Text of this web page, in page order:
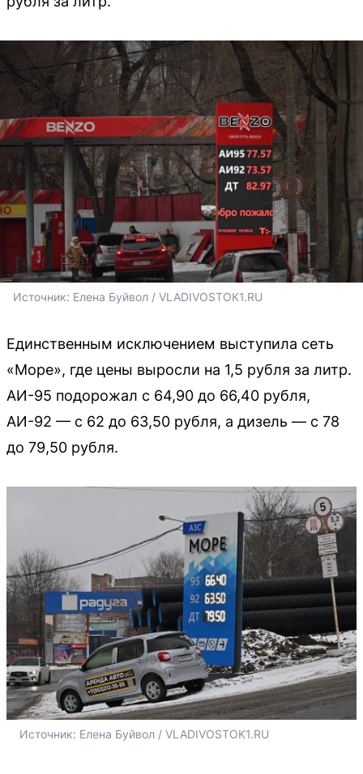
Источник: Елена Буйвол / VLADIVOSTOK1.RU
Единственным исключением выступила сеть
«Море», где цены выросли на 1,5 рубля за литр.
АИ-95 подорожал с 64,90 до 66,40 рубля,
АИ-92 — с 62 до 63,50 рубля, а дизель — с 78
до 79,50 рубля.
Источник: Елена Буйвол / VLADIVOSTOK1.RU